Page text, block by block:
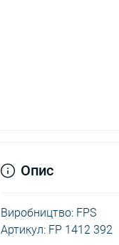
Опис
Виробництво: FPS
Артикул: FP 1412 392